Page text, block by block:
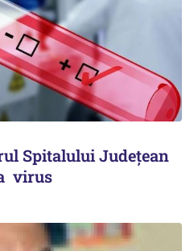
Spitalului Judeţean
virus